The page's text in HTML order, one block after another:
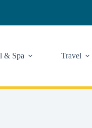
& Spa Travel